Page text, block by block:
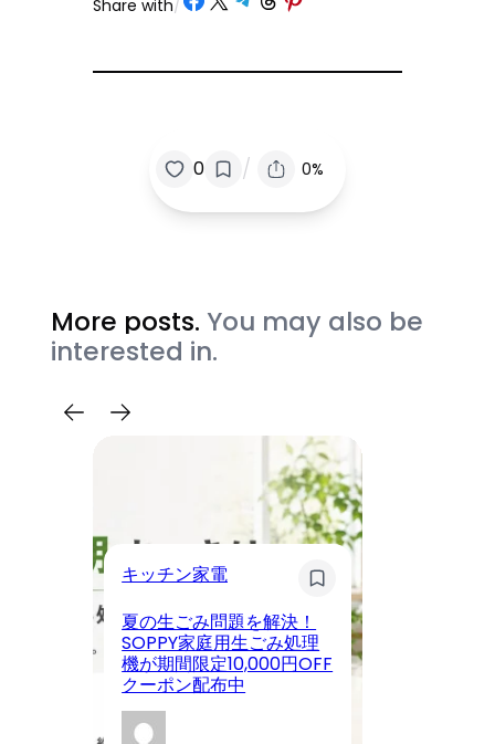
Share with/
0 / 0%
More posts. You may also be
interested in.
キッチン家電
夏の生ごみ問題を解決！
SOPPY家庭用生ごみ処理
機が期間限定10,000円OFF
クーポン配布中